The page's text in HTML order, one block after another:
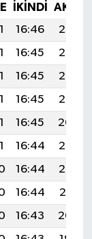
İKINDI
16:46
20:08
16:45
20:07
16:45
20:06
16:45
20:05
16:45
20:04
16:44
20:03
16:44
20:02
16:44
20:01
16:43
20:00